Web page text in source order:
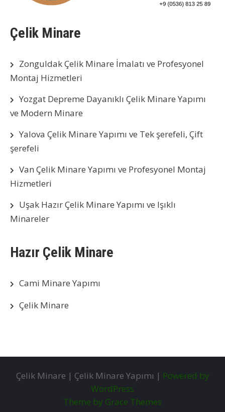
Çelik Minare
Zonguldak Çelik Minare İmalatı ve Profesyonel
Montaj Hizmetleri
Yozgat Depreme Dayanıklı Çelik Minare Yapımı
ve Modern Minare
Yalova Çelik Minare Yapımı ve Tek şerefeli, Çift
şerefeli
Van Çelik Minare Yapımı ve Profesyonel Montaj
Hizmetleri
Uşak Hazır Çelik Minare Yapımı ve Işıklı
Minareler
Hazır Çelik Minare
Cami Minare Yapımı
Çelik Minare
Çelik Minare | Çelik Minare Yapımı | Powered by
WordPress
Theme by Grace Themes